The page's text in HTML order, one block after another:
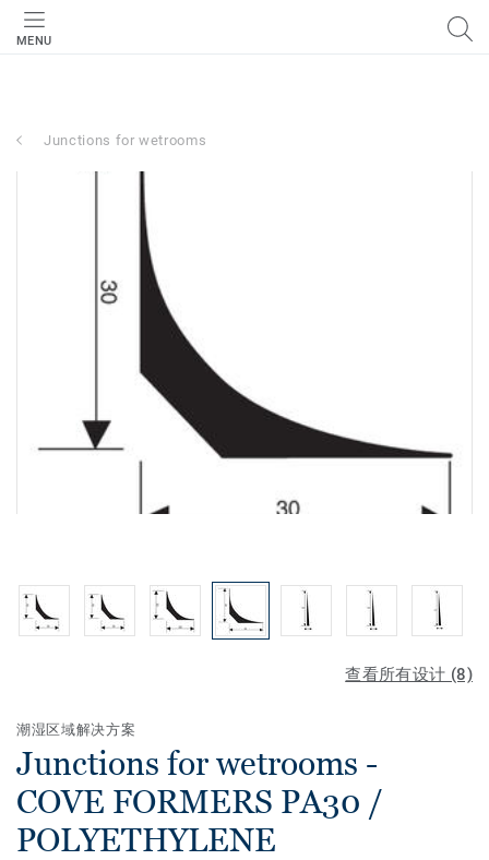
MENU
Junctions for wetrooms
查看所有设计 (8)
潮湿区域解决方案
Junctions for wetrooms -
COVE FORMERS PA30 /
POLYETHYLENE